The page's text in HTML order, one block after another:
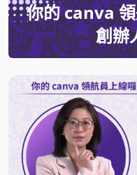
你的 canva
創辦